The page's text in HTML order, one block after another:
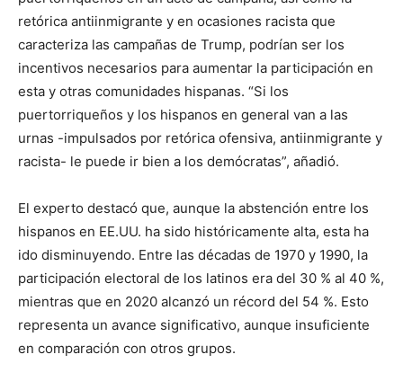
retórica antiinmigrante y en ocasiones racista que
caracteriza las campañas de Trump, podrían ser los
incentivos necesarios para aumentar la participación en
esta y otras comunidades hispanas. “Si los
puertorriqueños y los hispanos en general van a las
urnas -impulsados por retórica ofensiva, antiinmigrante y
racista- le puede ir bien a los demócratas”, añadió.
El experto destacó que, aunque la abstención entre los
hispanos en EE.UU. ha sido históricamente alta, esta ha
ido disminuyendo. Entre las décadas de 1970 y 1990, la
participación electoral de los latinos era del 30 % al 40 %,
mientras que en 2020 alcanzó un récord del 54 %. Esto
representa un avance significativo, aunque insuficiente
en comparación con otros grupos.